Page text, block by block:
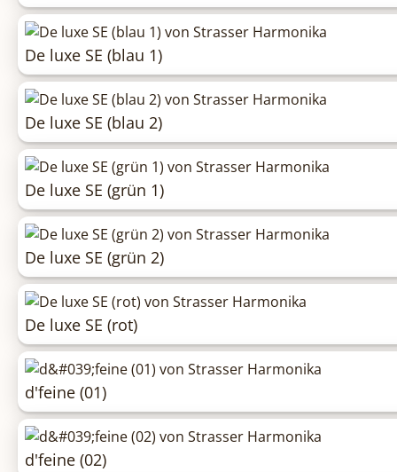
De luxe SE (blau 1)
De luxe SE (blau 2)
De luxe SE (grün 1)
De luxe SE (grün 2)
De luxe SE (rot)
d'feine (01)
d'feine (02)